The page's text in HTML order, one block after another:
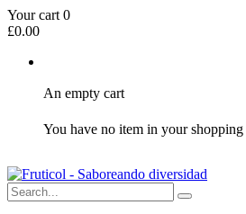
Your cart 0
£0.00
An empty cart
You have no item in your shopping